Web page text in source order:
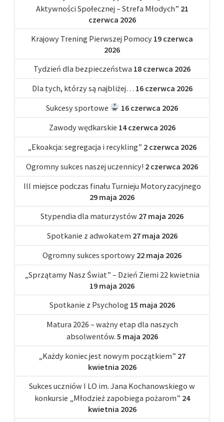
Aktywności Społecznej – Strefa Młodych” 21
czerwca 2026
Krajowy Trening Pierwszej Pomocy 19 czerwca
2026
Tydzień dla bezpieczeństwa 18 czerwca 2026
Dla tych, którzy są najbliżej… 16 czerwca 2026
Sukcesy sportowe
16 czerwca 2026
Zawody wędkarskie 14 czerwca 2026
„Ekoakcja: segregacja i recykling” 2 czerwca 2026
Ogromny sukces naszej uczennicy! 2 czerwca 2026
III miejsce podczas finału Turnieju Motoryzacyjnego
29 maja 2026
Stypendia dla maturzystów 27 maja 2026
Spotkanie z adwokatem 27 maja 2026
Ogromny sukces sportowy 22 maja 2026
„Sprzątamy Nasz Świat” – Dzień Ziemi 22 kwietnia
19 maja 2026
Spotkanie z Psycholog 15 maja 2026
Matura 2026 – ważny etap dla naszych
absolwentów. 5 maja 2026
„Każdy koniec jest nowym początkiem” 27
kwietnia 2026
Sukces uczniów I LO im. Jana Kochanowskiego w
konkursie „Młodzież zapobiega pożarom” 24
kwietnia 2026